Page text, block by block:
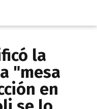
la
"mesa
en